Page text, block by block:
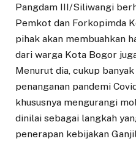
Pangdam III/Siliwangi
Pemkot dan Forkopimda
pihak akan membuahkan
dari warga Kota Bogor
Menurut dia, cukup
penanganan pandemi
khususnya mengurangi
dinilai sebagai langkah
penerapan kebijakan